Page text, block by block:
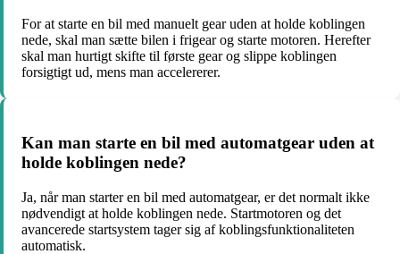
For at starte en bil med manuelt gear uden at holde koblingen
nede, skal man sætte bilen i frigear og starte motoren. Herefter
skal man hurtigt skifte til første gear og slippe koblingen
forsigtigt ud, mens man accelererer.
Kan man starte en bil med automatgear uden at
holde koblingen nede?
Ja, når man starter en bil med automatgear, er det normalt ikke
nødvendigt at holde koblingen nede. Startmotoren og det
avancerede startsystem tager sig af koblingsfunktionaliteten
automatisk.